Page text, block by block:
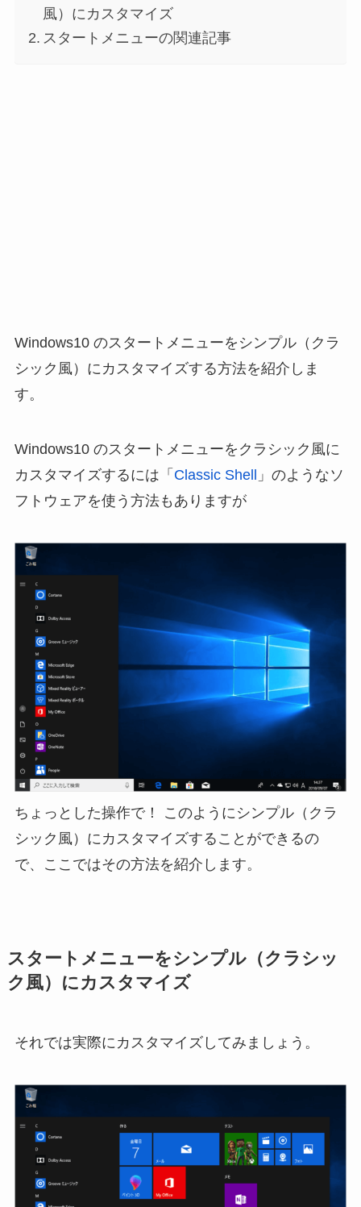
風）にカスタマイズ
スタートメニューの関連記事
Windows10 のスタートメニューをシンプル（クラ
シック風）にカスタマイズする方法を紹介しま
す。
Windows10 のスタートメニューをクラシック風に
カスタマイズするには「 Classic Shell 」のようなソ
フトウェアを使う方法もありますが
ちょっとした操作で！ このようにシンプル（クラ
シック風）にカスタマイズすることができるの
で、ここではその方法を紹介します。
スタートメニューをシンプル（クラシッ
ク風）にカスタマイズ
それでは実際にカスタマイズしてみましょう。